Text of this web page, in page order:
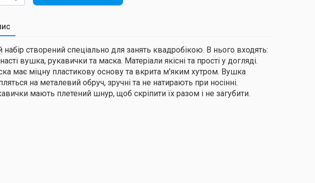
набір створений спеціально для занять квадробікою. В нього входять:
вушка, рукавички та маска. Матеріали якісні та прості у догляді.
має міцну пластикову основу та вкрита м'яким хутром. Вушка
на металевий обруч, зручні та не натирають при носінні.
мають плетений шнур, щоб скріпити їх разом і не загубити.